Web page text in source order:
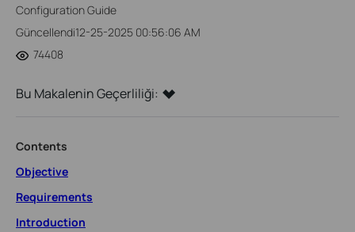
Configuration Guide
Güncellendi12-25-2025 00:56:06 AM
74408
Bu Makalenin Geçerliliği:
Contents
Objective
Requirements
Introduction